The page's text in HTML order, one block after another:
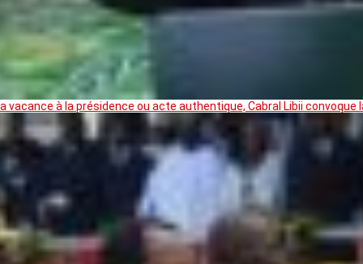
vacance à la présidence ou acte authentique, Cabral Libii convoque